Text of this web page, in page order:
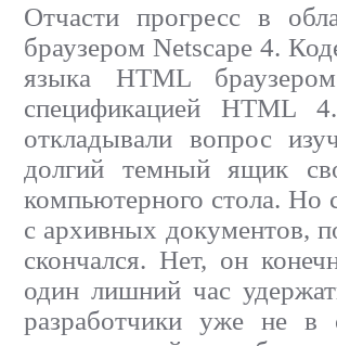
Отчасти прогресс в
браузером Netscape 4.
языка HTML
спецификацией HTML
откладывали вопрос
долгий темный ящик
компьютерного стола. Но
с архивных документов,
скончался. Нет, он
один лишний час
разработчики уже не в